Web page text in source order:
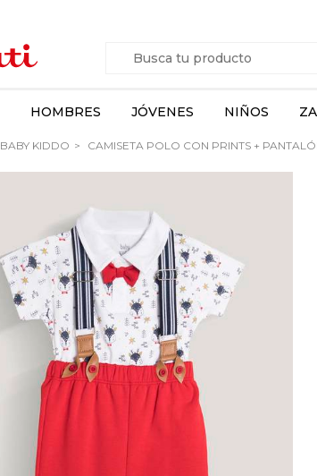
HOMBRES JÓVENES NIÑOS
BABY KIDDO CAMISETA POLO CON PRINTS +